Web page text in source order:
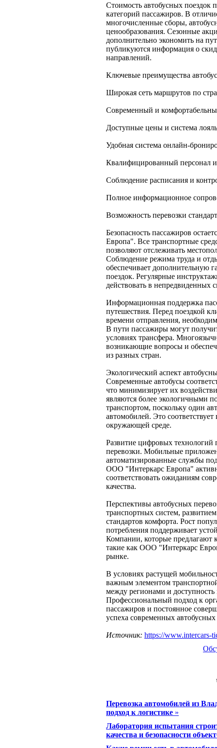
Стоимость автобусных поездок
категорий пассажиров. В
многочисленные сборы,
ценообразования. Сезонные
дополнительно экономить на
публикуются информация о
направлений.
Ключевые преимущества
Широкая сеть маршрутов по
Современный и
Доступные цены и система
Удобная система онлайн-
Квалифицированный персонал
Соблюдение расписания и
Полное информационное
Возможность перевозки
Безопасность пассажиров
Европа". Все транспортные
позволяют отслеживать
Соблюдение режима труда и
обеспечивает дополнительную
поездок. Регулярные
действовать в непредвиденных
Информационная поддержка
путешествия. Перед поездкой
времени отправления,
В пути пассажиры могут
условиях трансфера.
возникающие вопросы и
из разных стран.
Экологический аспект
Современные автобусы
что минимизирует их
являются более экологичными
транспортом, поскольку один
автомобилей. Это
окружающей среде.
Развитие цифровых технологий
перевозки. Мобильные
автоматизированные службы
OOO "Интеркарс Европа"
соответствовать ожиданиям
качества.
Перспективы автобусных
транспортных систем,
стандартов комфорта. Рост
потребления поддерживает
Компании, которые предлагают
такие как OOO "Интеркарс
рынке.
В условиях растущей
важным элементом
между регионами и
Профессиональный подход к
пассажиров и постоянное
успеха современных
Источник: https://www.intercars-
Перевозка автомобилей из
подход к логистике »
Лаборатория испытания
качества и безопасности